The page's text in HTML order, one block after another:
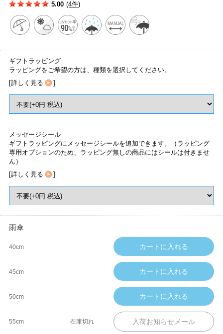
5.00 (4件)
ギフトラッピング
ラッピングをご希望の方は、種類を選択してください。
[詳しく見る ]
メッセージシール
ギフトラッピングにメッセージシールを追加できます。（ラッピング
専用オプションのため、ラッピング無しの商品にはシールは付きませ
ん）
[詳しく見る ]
雨傘
40cm
45cm
50cm
55cm 在庫切れ